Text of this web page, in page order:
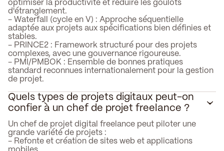
optimiser la productivité et réduire les goulots
d'étranglement.
- Waterfall (cycle en V) : Approche séquentielle
adaptée aux projets aux spécifications bien définies et
stables.
- PRINCE2 : Framework structuré pour des projets
complexes, avec une gouvernance rigoureuse.
- PMI/PMBOK : Ensemble de bonnes pratiques
standard reconnues internationalement pour la gestion
de projet.
Quels types de projets digitaux peut-on
confier à un chef de projet freelance ?
Un chef de projet digital freelance peut piloter une
grande variété de projets :
- Refonte et création de sites web et applications